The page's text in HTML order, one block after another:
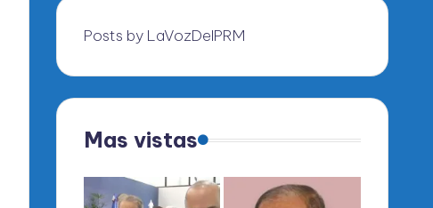
Posts by LaVozDelPRM
Mas vistas